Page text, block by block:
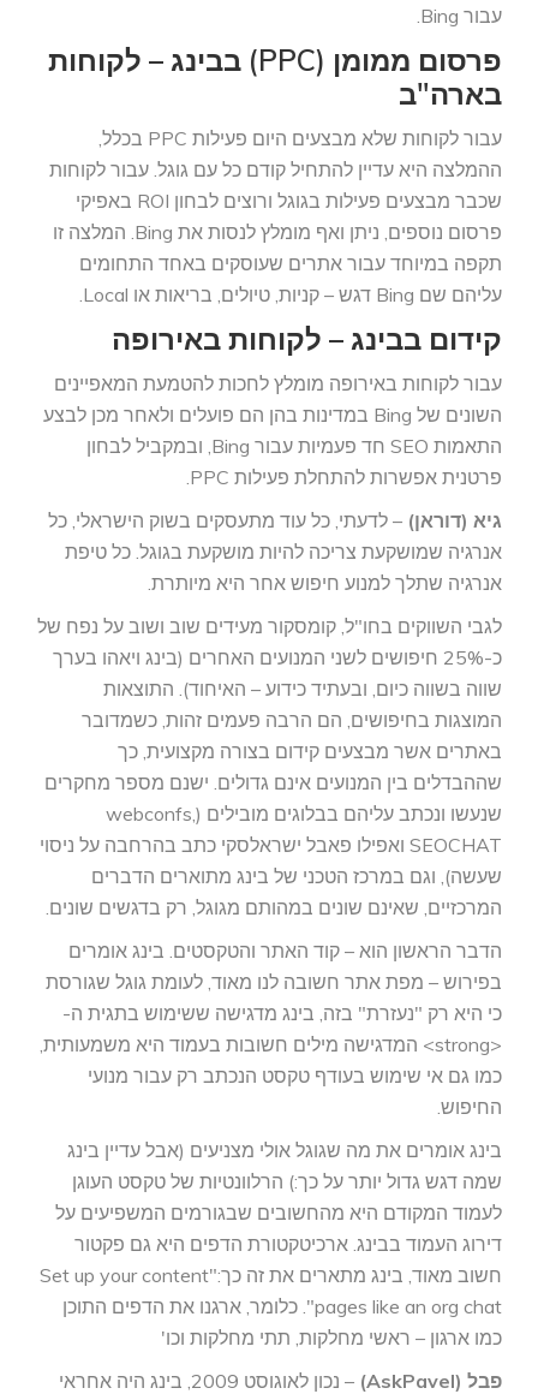
עבור Bing.
פרסום ממומן (PPC) בבינג – לקוחות
בארה"ב
עבור לקוחות שלא מבצעים היום פעילות PPC בכלל,
ההמלצה היא עדיין להתחיל קודם כל עם גוגל. עבור לקוחות
שכבר מבצעים פעילות בגוגל ורוצים לבחון ROI באפיקי
פרסום נוספים, ניתן ואף מומלץ לנסות את Bing. המלצה זו
תקפה במיוחד עבור אתרים שעוסקים באחד התחומים
עליהם שם Bing דגש – קניות, טיולים, בריאות או Local.
קידום בבינג – לקוחות באירופה
עבור לקוחות באירופה מומלץ לחכות להטמעת המאפיינים
השונים של Bing במדינות בהן הם פועלים ולאחר מכן לבצע
התאמות SEO חד פעמיות עבור Bing, ובמקביל לבחון
פרטנית אפשרות להתחלת פעילות PPC.
גיא (דוראן) – לדעתי, כל עוד מתעסקים בשוק הישראלי, כל
אנרגיה שמושקעת צריכה להיות מושקעת בגוגל. כל טיפת
אנרגיה שתלך למנוע חיפוש אחר היא מיותרת.
לגבי השווקים בחו"ל, קומסקור מעידים שוב ושוב על נפח של
כ-25% חיפושים לשני המנועים האחרים (בינג ויאהו בערך
שווה בשווה כיום, ובעתיד כידוע – האיחוד). התוצאות
המוצגות בחיפושים, הם הרבה פעמים זהות, כשמדובר
באתרים אשר מבצעים קידום בצורה מקצועית, כך
שההבדלים בין המנועים אינם גדולים. ישנם מספר מחקרים
שנעשו ונכתב עליהם בבלוגים מובילים (webconfs,
SEOCHAT ואפילו פאבל ישראלסקי כתב בהרחבה על ניסוי
שעשה), וגם במרכז הטכני של בינג מתוארים הדברים
המרכזיים, שאינם שונים במהותם מגוגל, רק בדגשים שונים.
הדבר הראשון הוא – קוד האתר והטקסטים. בינג אומרים
בפירוש – מפת אתר חשובה לנו מאוד, לעומת גוגל שגורסת
כי היא רק "נעזרת" בזה, בינג מדגישה ששימוש בתגית ה-
<strong> המדגישה מילים חשובות בעמוד היא משמעותית,
כמו גם אי שימוש בעודף טקסט הנכתב רק עבור מנועי
החיפוש.
בינג אומרים את מה שגוגל אולי מצניעים (אבל עדיין בינג
שמה דגש גדול יותר על כך:) הרלוונטיות של טקסט העוגן
לעמוד המקודם היא מהחשובים שבגורמים המשפיעים על
דירוג העמוד בבינג. ארכיטקטורת הדפים היא גם פקטור
חשוב מאוד, בינג מתארים את זה כך:"Set up your content
pages like an org chat". כלומר, ארגנו את הדפים התוכן
כמו ארגון – ראשי מחלקות, תתי מחלקות וכו'
פבל (AskPavel)
– נכון לאוגוסט 2009, בינג היה אחראי